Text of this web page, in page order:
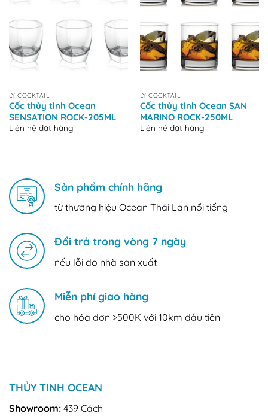
LY COCKTAIL
Cốc thủy tinh Ocean
SENSATION ROCK-205ML
Liên hệ đặt hàng
LY COCKTAIL
Cốc thủy tinh Ocean SAN
MARINO ROCK-250ML
Liên hệ đặt hàng
Sản phẩm chính hãng
từ thương hiệu Ocean Thái Lan nổi tiếng
Đổi trả trong vòng 7 ngày
nếu lỗi do nhà sản xuất
Miễn phí giao hàng
cho hóa đơn >500K với 10km đầu tiên
THỦY TINH OCEAN
Showroom: 439 Cách